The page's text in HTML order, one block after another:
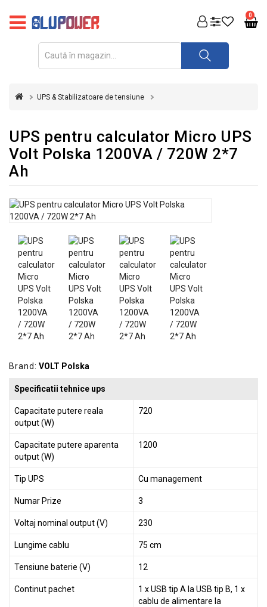
0
FOTOVOLTAICE
REDRESOARE
INVERTOARE
UPS
STABILIZATOARE
DE
TENSIUNE
CASA
GRADINA
SCULE
ECHIPAMENTE
ELECTRICE
ECHIPAMENTE
PROTECȚIE
KITURI
FOTOVOLTAICE
UPS & Stabilizatoare de tensiune
UPS pentru calculator Micro UPS
Volt Polska 1200VA / 720W 2*7
Ah
Brand: VOLT Polska
Specificatii tehnice ups
Capacitate putere reala
output (W)
720
Capacitate putere aparenta
output (W)
1200
Tip UPS Cu management
Numar Prize 3
Voltaj nominal output (V) 230
Lungime cablu 75 cm
Tensiune baterie (V) 12
Continut pachet
1 x USB tip A la USB tip B, 1 x
cablu de alimentare la